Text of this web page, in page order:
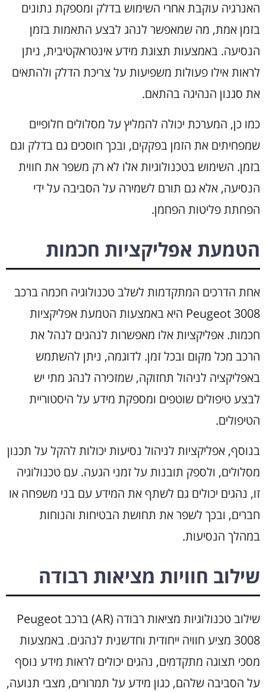
האנרגיה עוקבת אחרי השימוש בדלק ומספקת נתונים
בזמן אמת, מה שמאפשר לנהג לבצע התאמות בזמן
הנסיעה. באמצעות תצוגת מידע אינטראקטיבית, ניתן
לראות אילו פעולות משפיעות על צריכת הדלק ולהתאים
את סגנון הנהיגה בהתאם.
כמו כן, המערכת יכולה להמליץ על מסלולים חלופיים
שמפחיתים את הזמן בפקקים, ובכך חוסכים גם בדלק וגם
בזמן. השימוש בטכנולוגיות אלו לא רק משפר את חווית
הנסיעה, אלא גם תורם לשמירה על הסביבה על ידי
הפחתת פליטות הפחמן.
הטמעת אפליקציות חכמות
אחת הדרכים המתקדמות לשלב טכנולוגיה חכמה ברכב
Peugeot 3008 היא באמצעות הטמעת אפליקציות
חכמות. אפליקציות אלו מאפשרות לנהגים לנהל את
הרכב מכל מקום ובכל זמן. לדוגמה, ניתן להשתמש
באפליקציה לניהול תחזוקה, שמזכירה לנהג מתי יש
לבצע טיפולים שוטפים ומספקת מידע על היסטוריית
הטיפולים.
בנוסף, אפליקציות לניהול נסיעות יכולות להקל על תכנון
מסלולים, ולספק תובנות על זמני הגעה. עם טכנולוגיה
זו, נהגים יכולים גם לשתף את המידע עם בני משפחה או
חברים, ובכך לשפר את תחושת הבטיחות והנוחות
במהלך הנסיעות.
שילוב חוויות מציאות רבודה
שילוב טכנולוגיות מציאות רבודה (AR) ברכב Peugeot
3008 מציע חוויה ייחודית וחדשנית לנהגים. באמצעות
מסכי תצוגה מתקדמים, נהגים יכולים לראות מידע נוסף
על הסביבה שלהם, כגון מידע על תמרורים, מצבי תנועה,